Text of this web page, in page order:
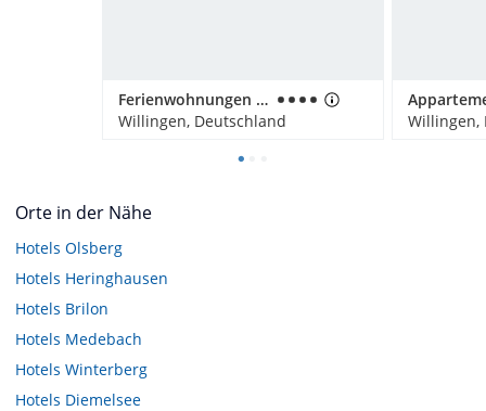
Ferienwohnungen Landhaus Meran
Willingen, Deutschland
Willingen,
Orte in der Nähe
Hotels Olsberg
Hotels Heringhausen
Hotels Brilon
Hotels Medebach
Hotels Winterberg
Hotels Diemelsee